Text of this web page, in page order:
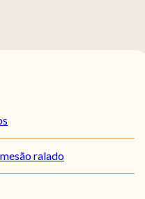
ralado